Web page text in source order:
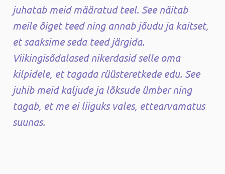
juhatab meid määratud teel. See näitab
meile õiget teed ning annab jõudu ja kaitset,
et saaksime seda teed järgida.
Viikingisõdalased nikerdasid selle oma
kilpidele, et tagada rüüsteretkede edu. See
juhib meid kaljude ja lõksude ümber ning
tagab, et me ei liiguks vales, ettearvamatus
suunas.